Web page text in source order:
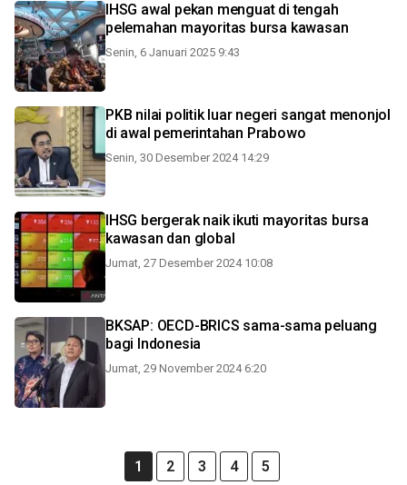
IHSG awal pekan menguat di tengah
pelemahan mayoritas bursa kawasan
Senin, 6 Januari 2025 9:43
PKB nilai politik luar negeri sangat menonjol
di awal pemerintahan Prabowo
Senin, 30 Desember 2024 14:29
IHSG bergerak naik ikuti mayoritas bursa
kawasan dan global
Jumat, 27 Desember 2024 10:08
BKSAP: OECD-BRICS sama-sama peluang
bagi Indonesia
Jumat, 29 November 2024 6:20
1 2 3 4 5